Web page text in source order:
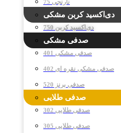
نارنجی 75
دی‌اکسید کربن مشکی
دی‌اکسید کربن 750
صدفی مشکی
صدفی مشکی 401
صدفی مشکی نقره ای 402
صدفی برنز 520
صدفی طلایی
صدفی طلایی 302
صدفی طلایی 305